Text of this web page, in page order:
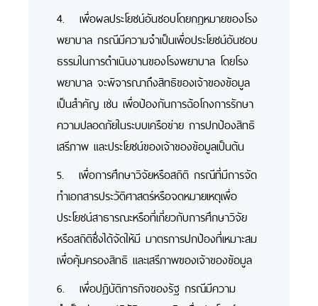
4. เพื่อผลประโยชน์อันชอบโดยกฎหมายของโรง
พยาบาล กรณีมีความจำเป็นเพื่อประโยชน์อันชอบ
ธรรมในการดำเนินงานของโรงพยาบาล โดยโรง
พยาบาล จะพิจารณาถึงสิทธิของเจ้าของข้อมูล
เป็นสำคัญ เช่น เพื่อป้องกันการฉ้อโกงการรักษา
ความปลอดภัยในระบบเครือข่าย การปกป้องสิทธิ
เสรีภาพ และประโยชน์ของเจ้าของข้อมูลเป็นต้น
5. เพื่อการศึกษาวิจัยหรือสถิติ กรณีที่มีการจัด
ทำเอกสารประวัติศาสตร์หรือจดหมายเหตุเพื่อ
ประโยชน์สาธารณะหรือที่เกี่ยวกับการศึกษาวิจัย
หรือสถิติซึ่งได้จัดให้มี มาตรการปกป้องที่เหมาะสม
เพื่อคุ้มครองสิทธิ และเสรีภาพของเจ้าของข้อมูล
6. เพื่อปฏิบัติภารกิจของรัฐ กรณีมีความ